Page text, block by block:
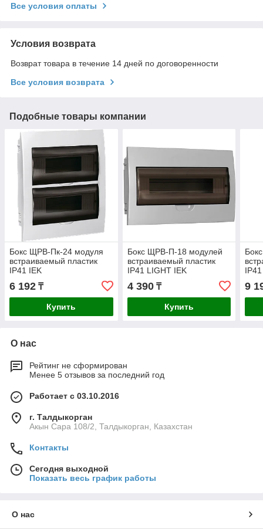
Все условия оплаты
Условия возврата
Возврат товара в течение 14 дней по договоренности
Все условия возврата
Подобные товары компании
Бокс ЩРВ-Пк-24 модуля
встраиваемый пластик
IP41 IEK
6 192 ₸
Купить
Бокс ЩРВ-П-18 модулей
встраиваемый пластик
IP41 LIGHT IEK
4 390₸
Купить
9
О нас
Рейтинг не сформирован
Менее 5 отзывов за последний год
Работает с 03.10.2016
г. Талдыкорган
Акын Сара 108/2, Талдыкорган, Казахстан
Контакты
Сегодня выходной
Показать весь график работы
О нас